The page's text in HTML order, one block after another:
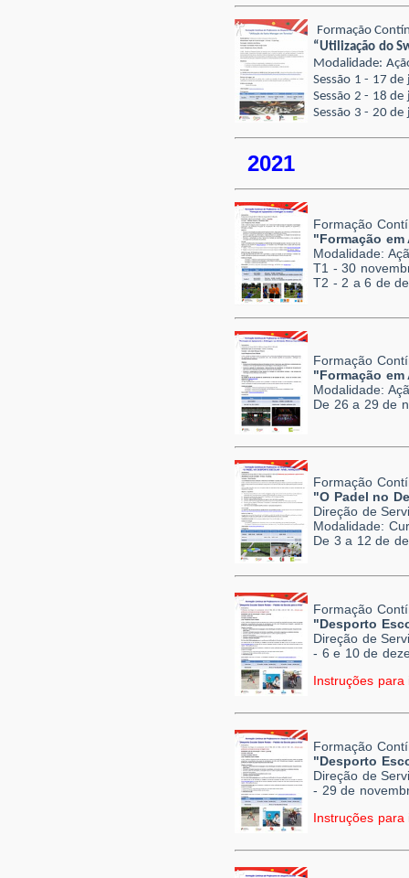
Formação
“Utilização do
Modalidade:
Sessão 1 - 17
Sessão 2 - 18
Sessão 3 - 20
2021
Formação
"Formação
Modalidade:
T1 - 30
T2 - 2 a 6 de
Formação
"Formação
Modalidade:
De 26 a 29 de
Formação
"O Padel no
Direção de
Modalidade:
De 3 a 12 de
Formação
"Desporto
Direção de
- 6 e 10 de
Instruções para
Formação
"Desporto
Direção de
- 29 de
Instruções para